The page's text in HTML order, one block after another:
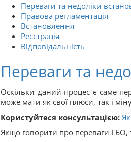
Переваги та недоліки
Правова регламентація
Встановлення
Реєстрація
Відповідальність
Переваги та
Оскільки даний процес є саме
може мати як свої плюси, так і
Користуйтеся консультацією:
Якщо говорити про переваги ГБО,